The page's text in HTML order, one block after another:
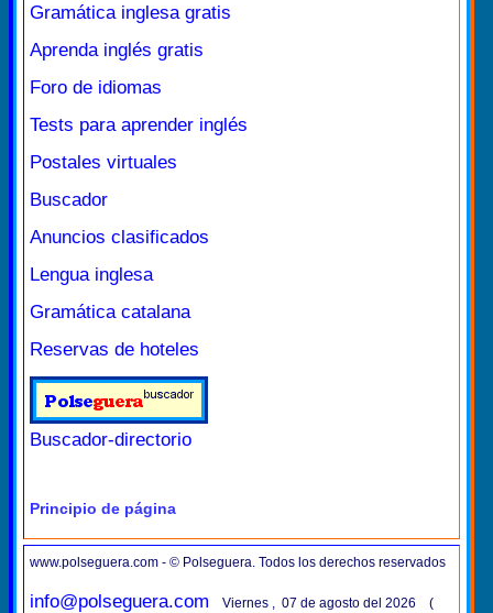
Gramática inglesa gratis
Aprenda inglés gratis
Foro de idiomas
Tests para aprender inglés
Postales virtuales
Buscador
Anuncios clasificados
Lengua inglesa
Gramática catalana
Reservas de hoteles
Buscador-directorio
Principio de página
www.polseguera.com - © Polseguera. Todos los derechos reservados
info@polseguera.com Viernes , 07 de agosto del 2026 (